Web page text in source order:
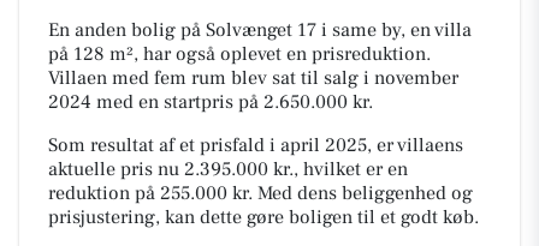
En anden bolig på Solvænget 17 i same by, en villa
på 128 m², har også oplevet en prisreduktion.
Villaen med fem rum blev sat til salg i november
2024 med en startpris på 2.650.000 kr.
Som resultat af et prisfald i april 2025, er villaens
aktuelle pris nu 2.395.000 kr., hvilket er en
reduktion på 255.000 kr. Med dens beliggenhed og
prisjustering, kan dette gøre boligen til et godt køb.